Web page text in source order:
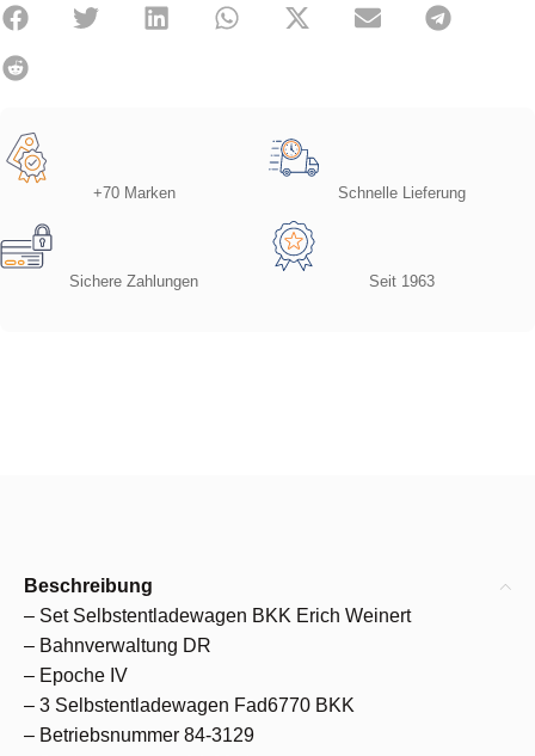
+70 Marken Schnelle Lieferung
Sichere Zahlungen Seit 1963
Beschreibung
– Set Selbstentladewagen BKK Erich Weinert
– Bahnverwaltung DR
– Epoche IV
– 3 Selbstentladewagen Fad6770 BKK
– Betriebsnummer 84-3129